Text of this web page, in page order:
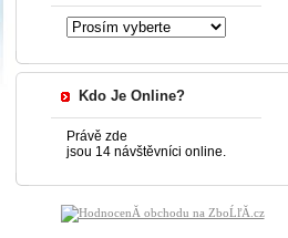
Kdo Je Online?
Právě zde
jsou 14 návštěvníci online.